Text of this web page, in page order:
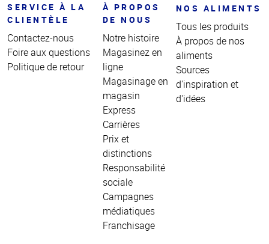
SERVICE À LA
CLIENTÈLE
Contactez-nous
Foire aux questions
Politique de retour
À PROPOS
DE NOUS
Notre histoire
Magasinez en
ligne
Magasinage en
magasin
Express
Carrières
Prix et
distinctions
Responsabilité
sociale
Campagnes
médiatiques
Franchisage
NOS ALIMENTS
Tous les produits
À propos de nos
aliments
Sources
d'inspiration et
d'idées